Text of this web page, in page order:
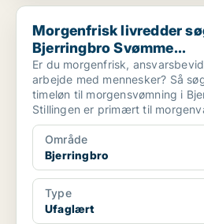
Morgenfrisk livredder søges til
Morgenfrisk livredder
Bjerringbro Svømme...
Er du morgenfrisk,
arbejde med mennesker? Så
timeløn til morgensvømning i
Stillingen er primært til
Område
Bjerringbro
Type
Ufaglært